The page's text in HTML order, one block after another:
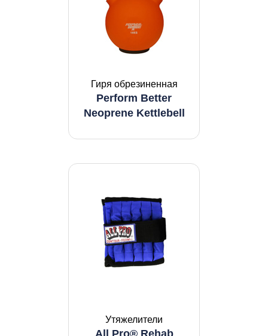
Гиря обрезиненная
Perform Better
Neoprene Kettlebell
Утяжелители
All Pro® Rehab